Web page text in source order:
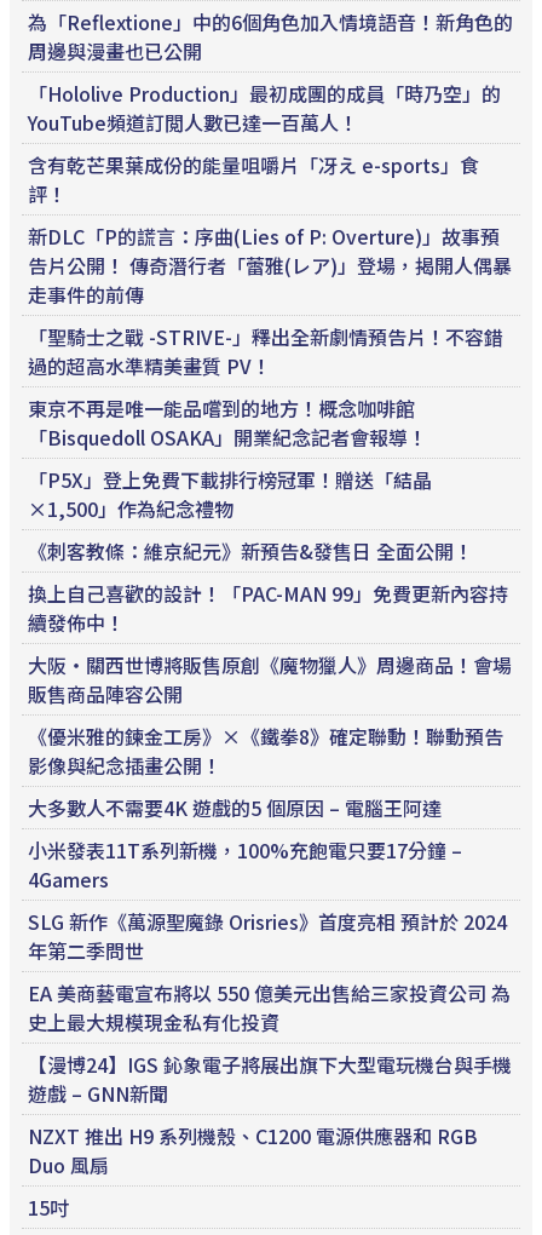
為「Reflextione」中的6個角色加入情境語音！新角色的
周邊與漫畫也已公開
「Hololive Production」最初成團的成員「時乃空」的
YouTube頻道訂閲人數已達一百萬人！
含有乾芒果葉成份的能量咀嚼片「冴え e-sports」食
評！
新DLC「P的謊言：序曲(Lies of P: Overture)」故事預
告片公開！ 傳奇潛行者「蕾雅(レア)」登場，揭開人偶暴
走事件的前傳
「聖騎士之戰 -STRIVE-」釋出全新劇情預告片！不容錯
過的超高水準精美畫質 PV！
東京不再是唯一能品嚐到的地方！概念咖啡館
「Bisquedoll OSAKA」開業紀念記者會報導！
「P5X」登上免費下載排行榜冠軍！贈送「結晶
×1,500」作為紀念禮物
《刺客教條：維京紀元》新預告&發售日 全面公開！
換上自己喜歡的設計！「PAC-MAN 99」免費更新內容持
續發佈中！
大阪・關西世博將販售原創《魔物獵人》周邊商品！會場
販售商品陣容公開
《優米雅的鍊金工房》×《鐵拳8》確定聯動！聯動預告
影像與紀念插畫公開！
大多數人不需要4K 遊戲的5 個原因 – 電腦王阿達
小米發表11T系列新機，100%充飽電只要17分鐘 –
4Gamers
SLG 新作《萬源聖魔錄 Orisries》首度亮相 預計於 2024
年第二季問世
EA 美商藝電宣布將以 550 億美元出售給三家投資公司 為
史上最大規模現金私有化投資
【漫博24】IGS 鈊象電子將展出旗下大型電玩機台與手機
遊戲 – GNN新聞
NZXT 推出 H9 系列機殼、C1200 電源供應器和 RGB
Duo 風扇
15吋